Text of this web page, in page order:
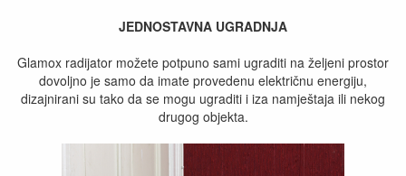
JEDNOSTAVNA UGRADNJA
Glamox radijator možete potpuno sami ugraditi na željeni prostor
dovoljno je samo da imate provedenu električnu energiju,
dizajnirani su tako da se mogu ugraditi i iza namještaja ili nekog
drugog objekta.